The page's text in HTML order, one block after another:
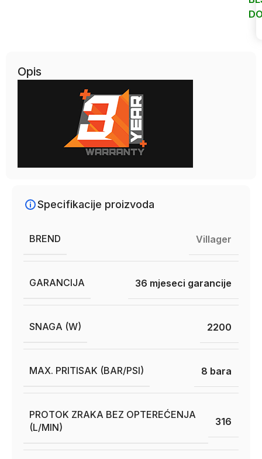
Opis
Specifikacije proizvoda
BREND Villager
GARANCIJA 36 mjeseci garancije
SNAGA (W) 2200
MAX. PRITISAK (BAR/PSI) 8 bara
PROTOK ZRAKA BEZ OPTEREĆENJA
(L/MIN)
316